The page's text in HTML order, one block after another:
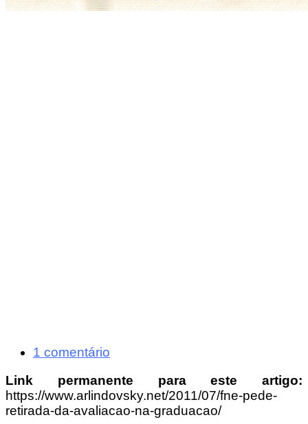
1 comentário
Link permanente para este artigo:
https://www.arlindovsky.net/2011/07/fne-pede-
retirada-da-avaliacao-na-graduacao/